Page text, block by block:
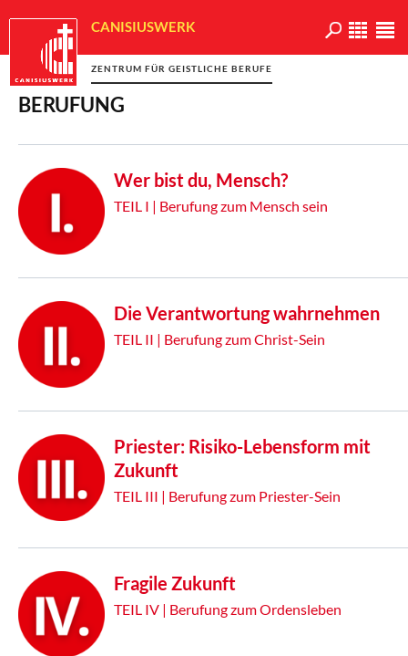
CANISIUSWERK
ZENTRUM FÜR GEISTLICHE BERUFE
BERUFUNG
Wer bist du, Mensch?
TEIL I | Berufung zum Mensch sein
Die Verantwortung wahrnehmen
TEIL II | Berufung zum Christ-Sein
Priester: Risiko-Lebensform mit
Zukunft
TEIL III | Berufung zum Priester-Sein
Fragile Zukunft
TEIL IV | Berufung zum Ordensleben